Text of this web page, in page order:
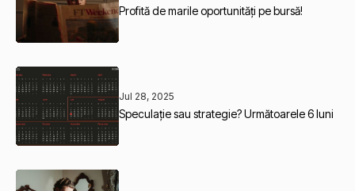
Profită de marile oportunități pe bursă!
Jul 28, 2025
Speculație sau strategie? Următoarele 6 luni